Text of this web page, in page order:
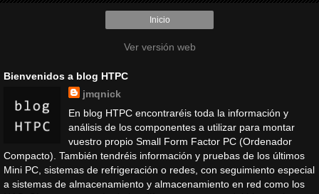
Inicio
Ver versión web
Bienvenidos a blog HTPC
jmqnick
En blog HTPC encontraréis toda la información y
análisis de los componentes a utilizar para montar
vuestro propio Small Form Factor PC (Ordenador
Compacto). También tendréis información y pruebas de los últimos
Mini PC, sistemas de refrigeración o redes, con seguimiento especial
a sistemas de almacenamiento y almacenamiento en red como los